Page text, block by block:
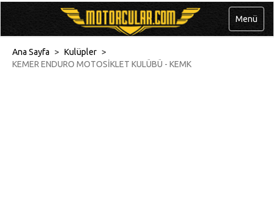
Menü
Ana Sayfa > Kulüpler >
KEMER ENDURO MOTOSİKLET KULÜBÜ - KEMK